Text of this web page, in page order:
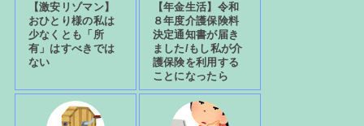
【激安リゾマン】
おひとり様の私は
少なくとも「所
有」はすべきでは
ない
【年金生活】令和
８年度介護保険料
決定通知書が届き
ました/もし私が介
護保険を利用する
ことになったら